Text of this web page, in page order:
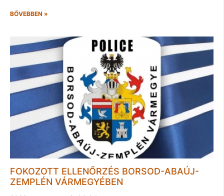
BŐVEBBEN »
FOKOZOTT ELLENŐRZÉS BORSOD-ABAÚJ-
ZEMPLÉN VÁRMEGYÉBEN